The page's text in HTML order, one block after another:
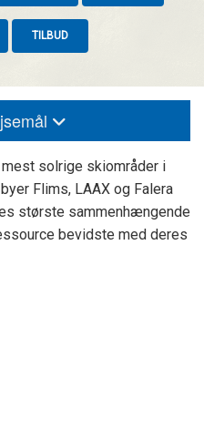
TILBUD
solrige skiområder i
Flims, LAAX og Falera
største sammenhængende
bevidste med deres